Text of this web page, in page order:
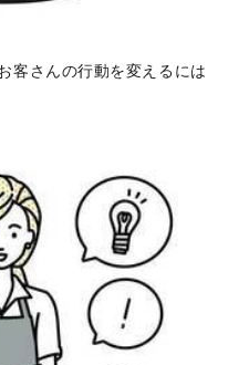
客さんの行動を変えるには